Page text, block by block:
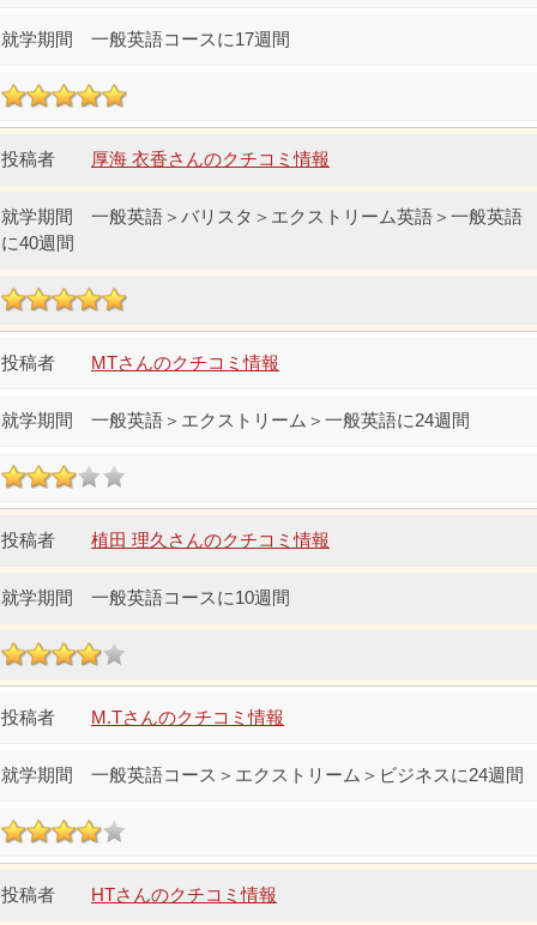
一般英語コースに17週間
厚海 衣香さんのクチコミ情報
一般英語＞バリスタ＞エクストリーム英語＞一般英語
に40週間
MTさんのクチコミ情報
一般英語＞エクストリーム＞一般英語に24週間
植田 理久さんのクチコミ情報
一般英語コースに10週間
M.Tさんのクチコミ情報
一般英語コース＞エクストリーム＞ビジネスに24週間
HTさんのクチコミ情報